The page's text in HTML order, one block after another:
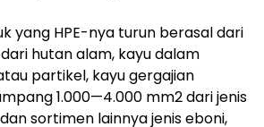
yang HPE-nya turun berasal dari
hutan alam, kayu dalam
partikel, kayu gergajian
1.000—4.000 mm2 dari jenis
sortimen lainnya jenis eboni,